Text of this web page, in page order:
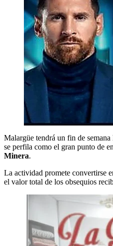
Malargüe tendrá un fin de
se perfila como el gran punto de
Minera.
La actividad promete convertirse
el valor total de los obsequios